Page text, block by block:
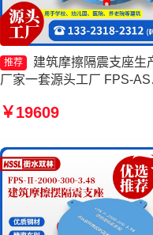
推荐
建筑摩擦隔震支座生
厂家一套源头工厂 FPS-
座-15.0ZX支座的价格 建筑
￥19609